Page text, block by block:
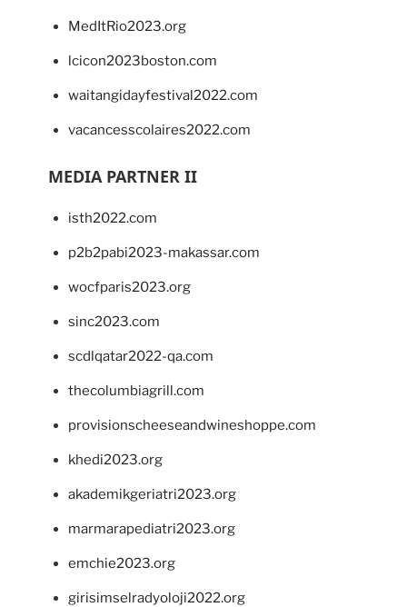
MedItRio2023.org
lcicon2023boston.com
waitangidayfestival2022.com
vacancesscolaires2022.com
MEDIA PARTNER II
isth2022.com
p2b2pabi2023-makassar.com
wocfparis2023.org
sinc2023.com
scdlqatar2022-qa.com
thecolumbiagrill.com
provisionscheeseandwineshoppe.com
khedi2023.org
akademikgeriatri2023.org
marmarapediatri2023.org
emchie2023.org
girisimselradyoloji2022.org